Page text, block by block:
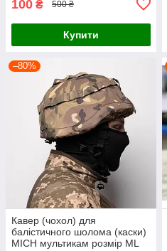
100 ₴ 500 ₴
Купити
–80%
Кавер (чохол) для
балістичного шолома (каски)
MICH мультикам розмір МL